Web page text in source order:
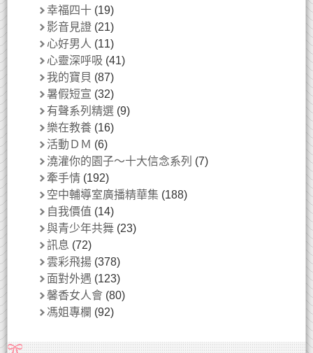
幸福四十 (19)
影音見證 (21)
心好男人 (11)
心靈深呼吸 (41)
我的寶貝 (87)
暑假短宣 (32)
有聲系列精選 (9)
樂在教養 (16)
活動ＤＭ (6)
澆灌你的園子～十大信念系列 (7)
牽手情 (192)
空中輔導室廣播精華集 (188)
自我價值 (14)
與青少年共舞 (23)
訊息 (72)
雲彩飛揚 (378)
面對外遇 (123)
馨香女人會 (80)
馮姐專欄 (92)